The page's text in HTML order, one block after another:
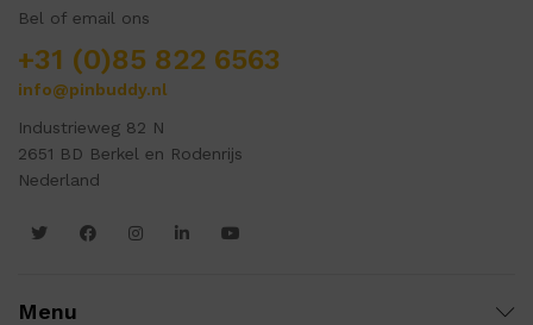
Bel of email ons
+31 (0)85 822 6563
info@pinbuddy.nl
Industrieweg 82 N
2651 BD Berkel en Rodenrijs
Nederland
Menu